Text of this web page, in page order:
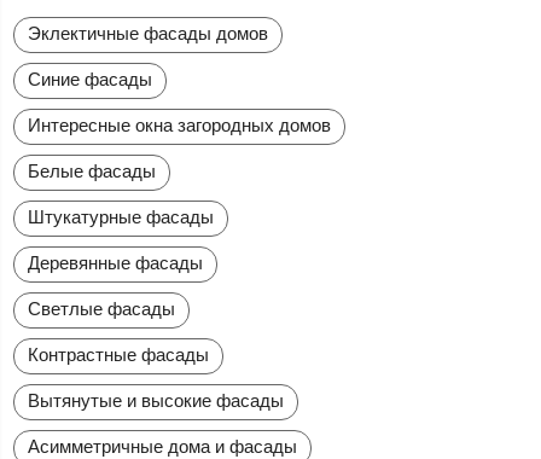
Эклектичные фасады домов
Синие фасады
Интересные окна загородных домов
Белые фасады
Штукатурные фасады
Деревянные фасады
Светлые фасады
Контрастные фасады
Вытянутые и высокие фасады
Асимметричные дома и фасады